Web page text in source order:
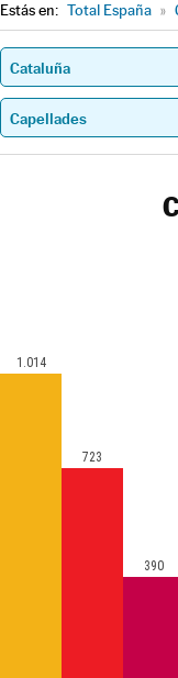
Estás en: Total España »
1.014
723
390